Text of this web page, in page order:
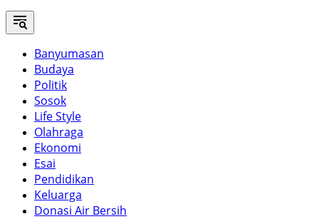
Banyumasan
Budaya
Politik
Sosok
Life Style
Olahraga
Ekonomi
Esai
Pendidikan
Keluarga
Donasi Air Bersih